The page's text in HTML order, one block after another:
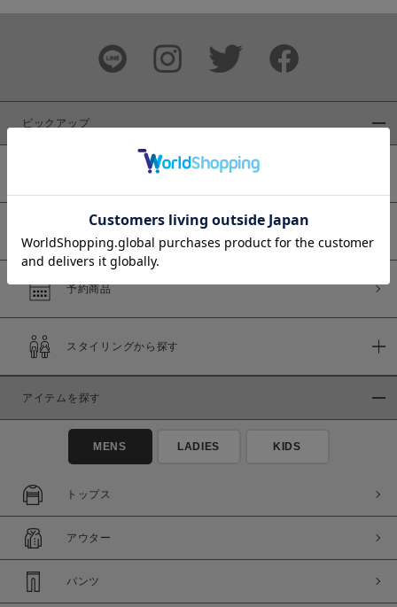
商品タイプ
セール価格 WEB限定
在庫
ピックアップ
予約商品
スタイリングから探す
アイテムを探す
MENS LADIES KIDS
トップス
アウター
パンツ